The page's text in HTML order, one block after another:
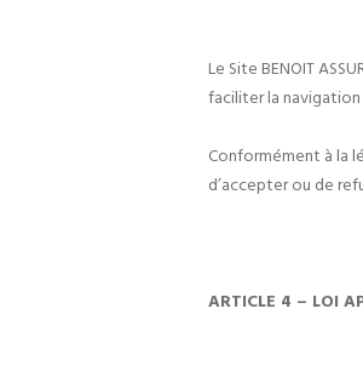
Le Site BENOIT
faciliter la
Conformément à la
d’accepter ou de
ARTICLE 4 – LOI